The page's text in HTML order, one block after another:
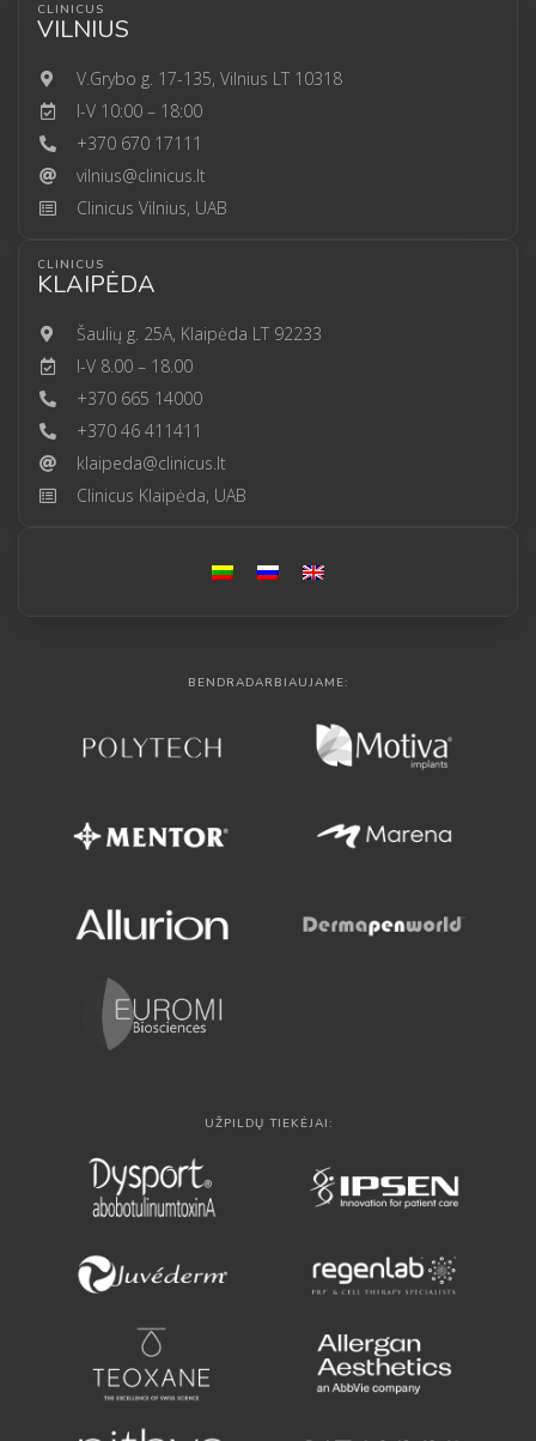
CLINICUS
VILNIUS
V.Grybo g. 17-135, Vilnius LT 10318
I-V 10:00 – 18:00
+370 670 17111
vilnius@clinicus.lt
Clinicus Vilnius, UAB
CLINICUS
KLAIPĖDA
Šaulių g. 25A, Klaipėda LT 92233
I-V 8.00 – 18.00
+370 665 14000
+370 46 411411
klaipeda@clinicus.lt
Clinicus Klaipėda, UAB
BENDRADARBIAUJAME:
UŽPILDŲ TIEKĖJAI: